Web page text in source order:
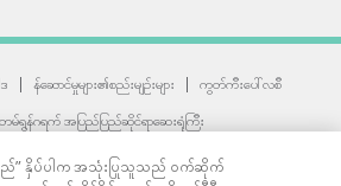
| န်ဆောင်မှုများ၏စည်းမျဉ်းများ |
ကွတ်ကီးပေါ်လစီ
ရွန်ဂရက် အပြည်ပြည်ဆိုင်ရာဆေးရုံကြီး
ည်” နှိပ်ပါက အသုံးပြုသူသည် ဝက်ဆိုက်